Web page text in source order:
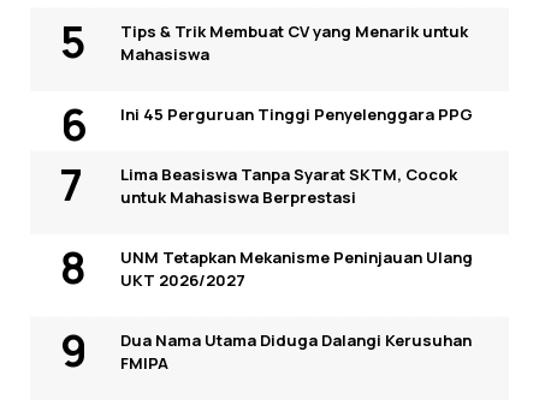
Tips & Trik Membuat CV yang Menarik untuk
Mahasiswa
Ini 45 Perguruan Tinggi Penyelenggara PPG
Lima Beasiswa Tanpa Syarat SKTM, Cocok
untuk Mahasiswa Berprestasi
UNM Tetapkan Mekanisme Peninjauan Ulang
UKT 2026/2027
Dua Nama Utama Diduga Dalangi Kerusuhan
FMIPA